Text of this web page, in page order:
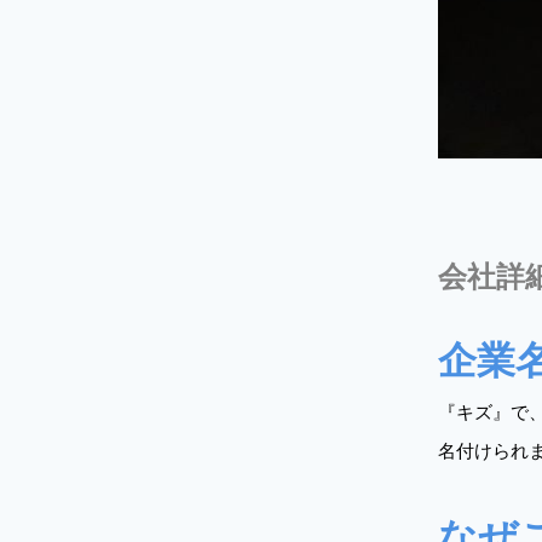
会社詳
企業
『キズ』で
名付けられ